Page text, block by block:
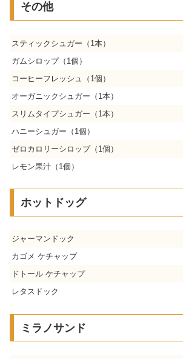
その他
スティックシュガー（1本）
ガムシロップ（1個）
コーヒーフレッシュ（1個）
オーガニックシュガー（1本）
スリムタイプシュガー（1本）
ハニーシュガー（1個）
ゼロカロリーシロップ（1個）
レモン果汁（1個）
ホットドッグ
ジャーマンドック
カゴメ ケチャップ
ドトール ケチャップ
レタスドック
ミラノサンド